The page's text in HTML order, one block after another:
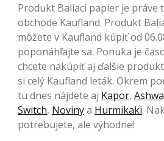
Produkt Baliaci papier je práve
obchode Kaufland. Produkt
môžete v Kaufland kúpiť od
poponáhľajte sa. Ponuka je
chcete nakúpiť aj ďalšie
si celý Kaufland leták. Okrem
tu dnes nájdete aj Kapor,
Switch, Novinya Hurmikaki.
potrebujete, ale výhodne!